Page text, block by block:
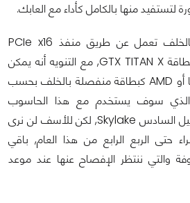
لتستفيد منها بالكامل كأداء مع العابك.
هذه البطاقة المدموجة بالخلف تعمل عن طريق منفذ PCIe x16
ويمكن أن تستوعب حتى بطاقة GTX TITAN X, مع التنويه أنه يمكن
الاختيار بين بطاقات انفيديا أو AMD كبطاقة منفصلة بالخلف بحسب
الذي سوف يستخدم مع هذا الحاسوب
المتكامل هو معالج من الجيل السادس Skylake, لكن للأسف لن نرى
حتى الربع الرابع من هذا العام, باقي
والتي ننتظر الإفصاح عنها عند موعد